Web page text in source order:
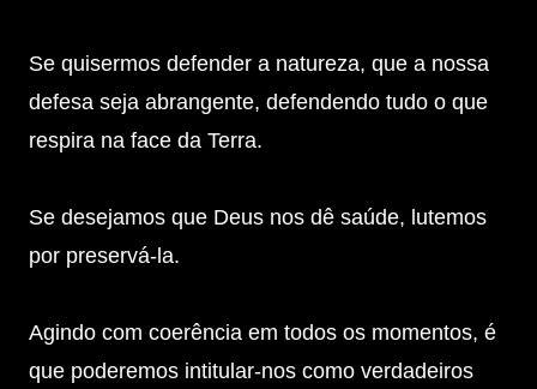
Se quisermos defender a natureza, que a nossa
defesa seja abrangente, defendendo tudo o que
respira na face da Terra.
Se desejamos que Deus nos dê saúde, lutemos
por preservá-la.
Agindo com coerência em todos os momentos, é
que poderemos intitular-nos como verdadeiros